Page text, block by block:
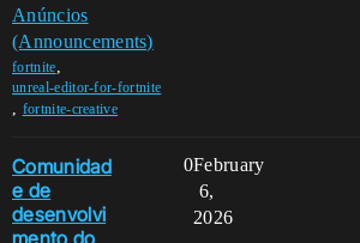
Anúncios
(Announcements)
fortnite,
unreal-editor-for-fortnite
, fortnite-creative
Comunidad
e de
desenvolvi
mento do
0February
6,
2026